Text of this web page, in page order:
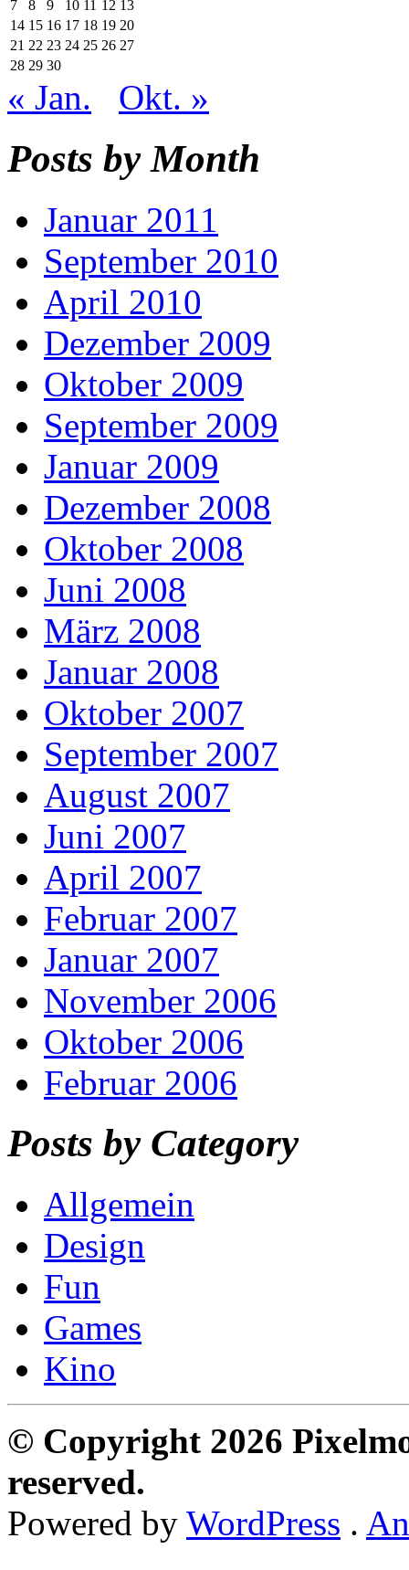
7
8 9 10 11 12 13
14 15 16 17 18 19 20
21 22 23 24 25 26 27
28 29 30
« Jan. Okt. »
Posts by Month
Januar 2011
September 2010
April 2010
Dezember 2009
Oktober 2009
September 2009
Januar 2009
Dezember 2008
Oktober 2008
Juni 2008
März 2008
Januar 2008
Oktober 2007
September 2007
August 2007
Juni 2007
April 2007
Februar 2007
Januar 2007
November 2006
Oktober 2006
Februar 2006
Posts by Category
Allgemein
Design
Fun
Games
Kino
© Copyright 2026
reserved.
Powered by WordPress .